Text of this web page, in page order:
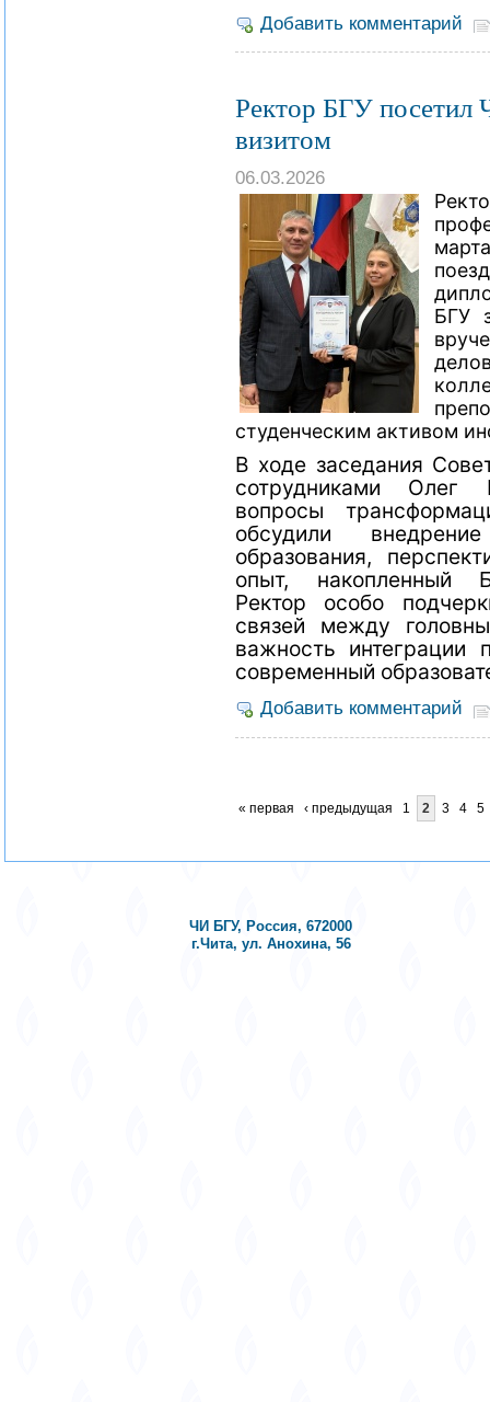
Добавить комментарий
Ректор БГУ посетил
визитом
06.03.2026
БГУ
студенческим активом
В ходе заседания
сотрудниками Олег
вопросы
обсудили
образования,
опыт, накопленный
Ректор особо
связей между
важность интеграции
современный
Добавить комментарий
« первая ‹ предыдущая 1 2 3 4 5
ЧИ БГУ, Россия, 672000
г.Чита, ул. Анохина, 56